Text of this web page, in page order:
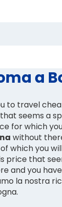
a
to travel
seems a
for which
without
which you
price that
and you
la nostra